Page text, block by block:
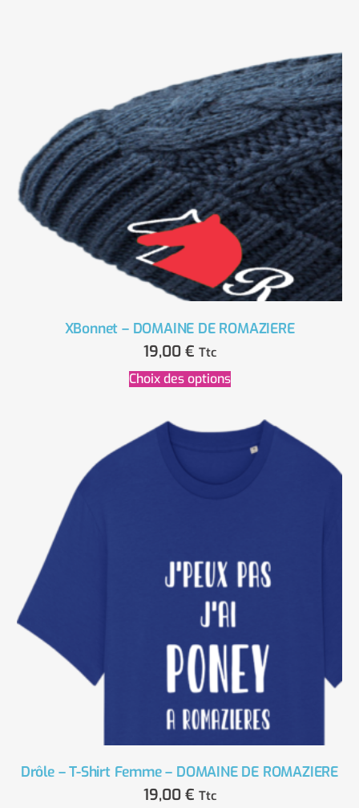
XBonnet – DOMAINE DE ROMAZIERE
19,00 € Ttc
Choix des options
Drôle – T-Shirt Femme – DOMAINE DE ROMAZIERE
19,00 € Ttc